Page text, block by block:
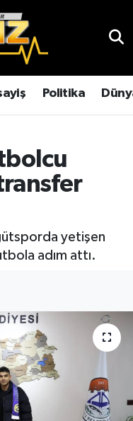
Politika
yetişen
adım attı.